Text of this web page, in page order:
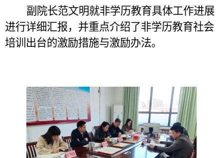
副院长范文明就非学历教育具体工作进展
进行详细汇报，并重点介绍了非学历教育社会
培训出台的激励措施与激励办法。